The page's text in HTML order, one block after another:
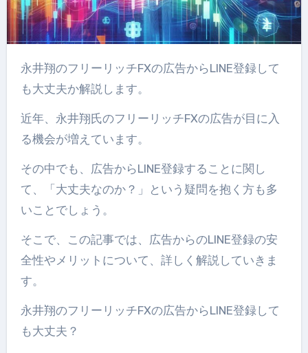
永井翔のフリーリッチFXの広告からLINE登録して
も大丈夫か解説します。
近年、永井翔氏のフリーリッチFXの広告が目に入
る機会が増えています。
その中でも、広告からLINE登録することに関し
て、「大丈夫なのか？」という疑問を抱く方も多
いことでしょう。
そこで、この記事では、広告からのLINE登録の安
全性やメリットについて、詳しく解説していきま
す。
永井翔のフリーリッチFXの広告からLINE登録して
も大丈夫？